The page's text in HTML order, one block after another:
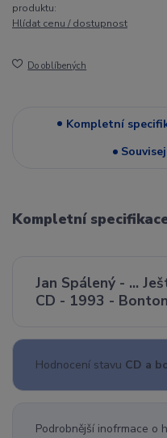
produktu:
Hlídat cenu / dostupnost
Do oblíbených
Kompletní
Kompletní
Jan Spálený - ...
CD - 1993 - Bonton
Hodnocení stavu CD a
Podrobnější inofrmace o